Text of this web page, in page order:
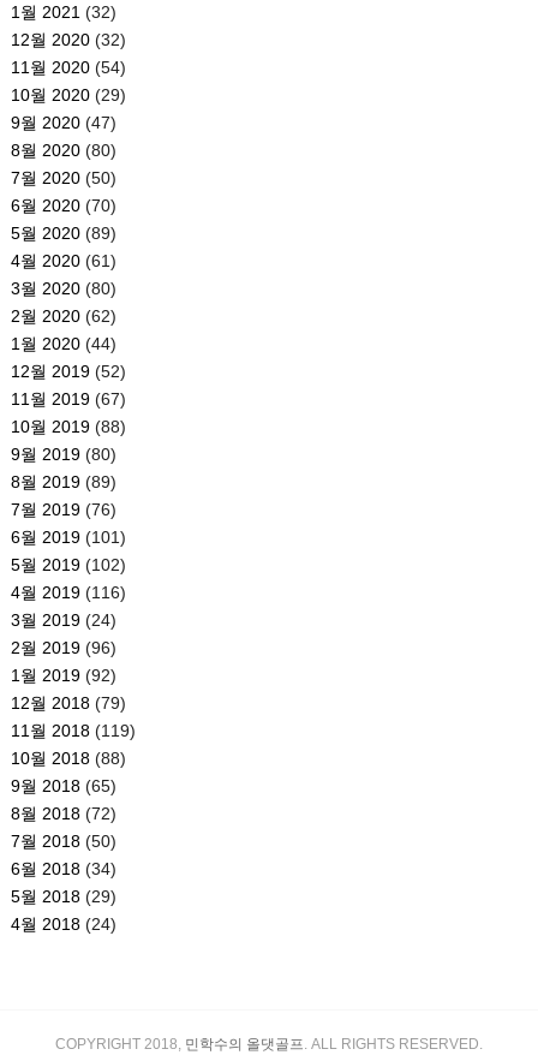
1월 2021 (32)
12월 2020(32)
11월 2020(54)
10월 2020(29)
9월 2020(47)
8월 2020(80)
7월 2020(50)
6월 2020(70)
5월 2020(89)
4월 2020(61)
3월 2020(80)
2월 2020(62)
1월 2020(44)
12월 2019(52)
11월 2019(67)
10월 2019(88)
9월 2019(80)
8월 2019(89)
7월 2019(76)
6월 2019(101)
5월 2019(102)
4월 2019(116)
3월 2019(24)
2월 2019(96)
1월 2019(92)
12월 2018(79)
11월 2018(119)
10월 2018(88)
9월 2018(65)
8월 2018(72)
7월 2018(50)
6월 2018(34)
5월 2018(29)
4월 2018(24)
COPYRIGHT 2018, 민학수의 올댓골프. ALL RIGHTS RESERVED.